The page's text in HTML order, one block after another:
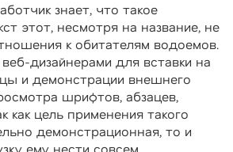
знает, что такое
этот, несмотря на название, не
к обитателям водоемов.
дизайнерами для вставки на
и демонстрации внешнего
шрифтов, абзацев,
как цель применения такого
демонстрационная, то и
ему нести совсем